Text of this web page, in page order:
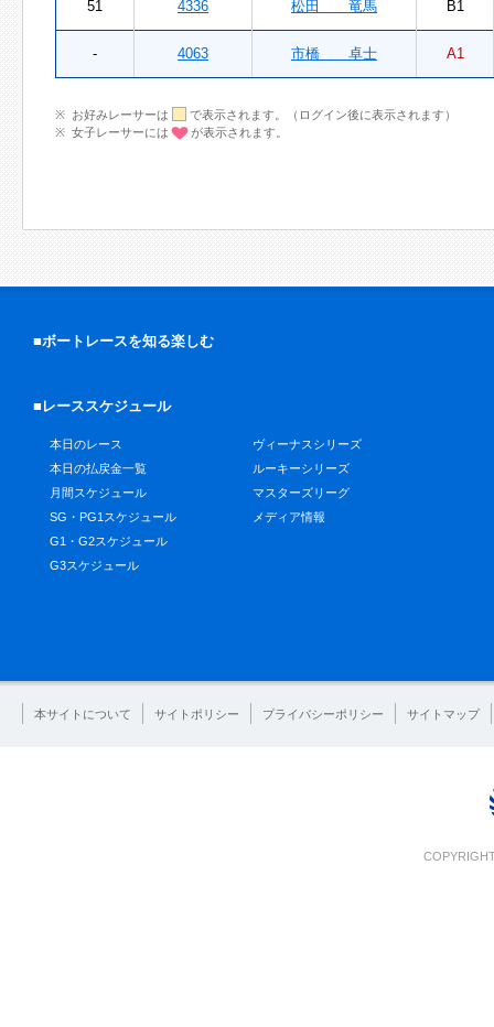
51 4336 松田 竜馬 B1
- 4063 市橋 卓士 A1
お好みレーサーは
で表示されます。（ログイン後に表示されます）
女子レーサーには
が表示されます。
■ボートレースを知る楽しむ
■レーススケジュール
本日のレース
本日の払戻金一覧
月間スケジュール
SG・PG1スケジュール
G1・G2スケジュール
G3スケジュール
ヴィーナスシリーズ
ルーキーシリーズ
マスターズリーグ
メディア情報
本サイトについて サイトポリシー プライバシーポリシー サイトマップ